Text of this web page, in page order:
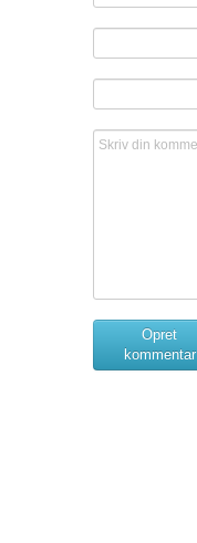
Opret
kommentar